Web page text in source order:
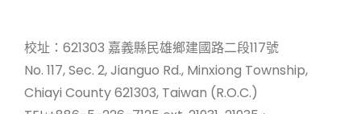
校址：621303 嘉義縣民雄鄉建國路二段117號
No. 117, Sec. 2, Jianguo Rd., Minxiong Township,
Chiayi County 621303, Taiwan (R.O.C.)